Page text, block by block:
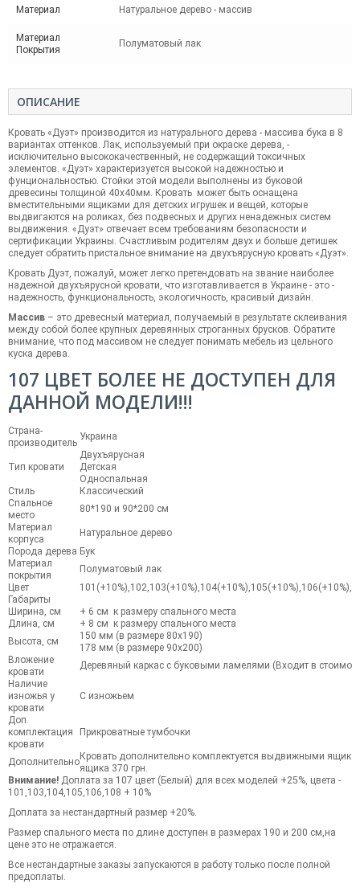
Материал Натуральное дерево - массив
Материал
Покрытия
Полуматовый лак
ОПИСАНИЕ
Кровать «Дуэт» производится из натурального дерева - массива бука в 8
вариантах оттенков. Лак, используемый при окраске дерева, -
исключительно высококачественный, не содержащий токсичных
элементов. «Дуэт» характеризуется высокой надежностью и
фунциональностью. Стойки этой модели выполнены из буковой
древесины толщиной 40х40мм. Кровать может быть оснащена
вместительными ящиками для детских игрушек и вещей, которые
выдвигаются на роликах, без подвесных и других ненадежных систем
выдвижения. «Дуэт» отвечает всем требованиям безопасности и
сертификации Украины. Счастливым родителям двух и больше детишек
следует обратить пристальное внимание на двухъярусную кровать «Дуэт».
Кровать Дуэт, пожалуй, может легко претендовать на звание наиболее
надежной двухъярусной кровати, что изготавливается в Украине - это -
надежность, функциональность, экологичность, красивый дизайн.
Массив – это древесный материал, получаемый в результате склеивания
между собой более крупных деревянных строганных брусков. Обратите
внимание, что под массивом не следует понимать мебель из цельного
куска дерева.
107 ЦВЕТ БОЛЕЕ НЕ ДОСТУПЕН ДЛЯ
ДАННОЙ МОДЕЛИ!!!
Страна-
производитель
Украина
Тип кровати
Двухъярусная
Детская
Односпальная
Стиль
Классический
Спальное
место
80*190 и 90*200 см
Материал
корпуса
Натуральное дерево
Порода дерева Бук
Материал
покрытия
Полуматовый лак
Цвет
Габариты
Ширина, см
+ 6 см к размеру спального места
Длина, см
+ 8 см к размеру спального места
Высота, см
150 мм (в размере 80x190)
178 мм (в размере 90x200)
Вложение
кровати
Деревяный каркас с буковыми ламелями (Входит в
Наличие
изножья у
кровати
С изножьем
Доп.
комплектация
кровати
Прикроватные тумбочки
ДополнительноКровать дополнительно комплектуется выдвижными
ящика 370 грн.
Внимание! Доплата за 107 цвет (Белый) для всех моделей +25%, цвета -
101,103,104,105,106,108 + 10%
Доплата за нестандартный размер +20%.
Размер спального места по длине доступен в размерах 190 и 200 см,на
цене это не отражается.
Все нестандартные заказы запускаются в работу только после полной
предоплаты.